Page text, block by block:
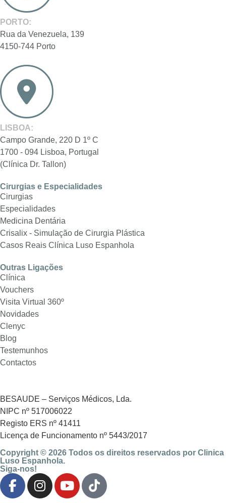
PORTO:
Rua da Venezuela, 139
4150-744 Porto
LISBOA:
Campo Grande, 220 D 1º C
1700 - 094 Lisboa, Portugal
(Clínica Dr. Tallon)
Cirurgias e Especialidades
Cirurgias
Especialidades
Medicina Dentária
Crisalix - Simulação de Cirurgia Plástica
Casos Reais Clínica Luso Espanhola
Outras Ligações
Clínica
Vouchers
Visita Virtual 360º
Novidades
Clenyc
Blog
Testemunhos
Contactos
BESAUDE – Serviços Médicos, Lda.
NIPC nº 517006022
Registo ERS nº 41411
Licença de Funcionamento nº 5443/2017
Copyright © 2026 Todos os direitos reservados por Clinica
Luso Espanhola.
Siga-nos!